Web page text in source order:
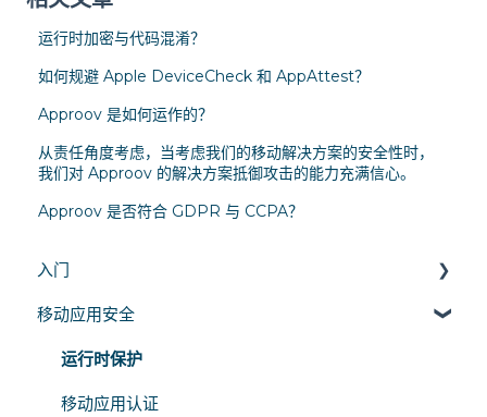
运行时加密与代码混淆？
如何规避 Apple DeviceCheck 和 AppAttest？
Approov 是如何运作的？
从责任角度考虑，当考虑我们的移动解决方案的安全性时，
我们对 Approov 的解决方案抵御攻击的能力充满信心。
Approov 是否符合 GDPR 与 CCPA？
入门
概述
架构与工作原理
技术对比
移动应用安全
运行时保护
移动应用认证